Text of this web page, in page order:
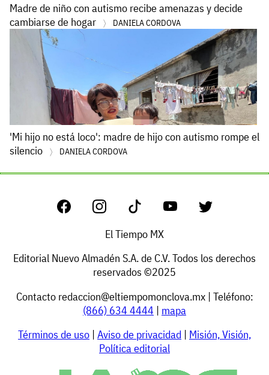
Madre de niño con autismo recibe amenazas y decide
cambiarse de hogar
DANIELA CORDOVA
'Mi hijo no está loco': madre de hijo con autismo rompe el
silencio
DANIELA CORDOVA
El Tiempo MX
Editorial Nuevo Almadén S.A. de C.V. Todos los derechos
reservados ©2025
Contacto redaccion@eltiempomonclova.mx| Teléfono:
(866) 634 4444 | mapa
Términos de uso | Aviso de privacidad | Misión, Visión,
Política editorial